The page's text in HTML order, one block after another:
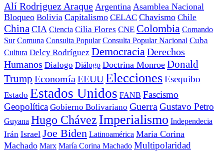
Alí Rodriguez Araque Argentina Asamblea Nacional
Bloqueo Bolivia Capitalismo CELAC Chavismo Chile
China CIA Ciencia Cilia Flores CNE Colombia Comando
Sur Comuna Consulta Popular Consulta Popular Nacional Cuba
Cultura Delcy Rodríguez DemocraciaDerechos
Humanos Dialogo Diálogo Doctrina Monroe Donald
Trump Economía EEUUEleccionesEsequibo
Estado Estados Unidos FANB Fascismo
Geopolítica Gobierno Bolivariano Guerra Gustavo Petro
Guyana Hugo Chávez Imperialismo Independecia
Irán Israel Joe Biden Latinoamérica Maria Corina
Machado Marx María Corina Machado Multipolaridad